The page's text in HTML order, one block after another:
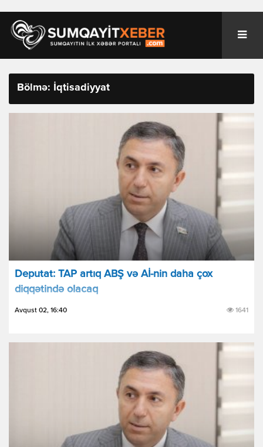
Bölmə: İqtisadiyyat
Deputat: TAP artıq ABŞ və Aİ-nin daha çox
diqqətində olacaq
Avqust 02, 16:40 1641